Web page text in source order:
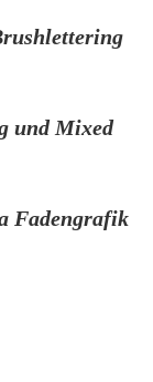
und Mixed
Fadengrafik